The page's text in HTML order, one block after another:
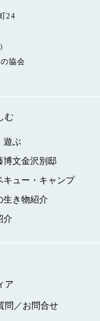
24
協会
む
遊ぶ
博文金沢別邸
キュー・キャンプ
生き物紹介
介
ア
問／お問合せ